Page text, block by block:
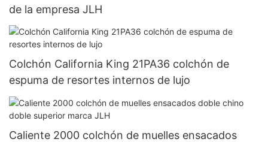
de la empresa JLH
Colchón California King 21PA36 colchón de
espuma de resortes internos de lujo
Caliente 2000 colchón de muelles ensacados